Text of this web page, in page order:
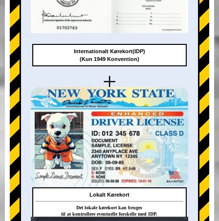
+
Internationalt Kørekort(IDP)
(Kun 1949 Konvention)
Lokalt Kørekort
Det lokale kørekort kan bruges
til at kontrollere eventuelle forskelle med IDP.